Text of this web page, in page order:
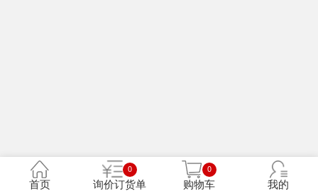
首页
0
询价订货单
0
购物车 我的